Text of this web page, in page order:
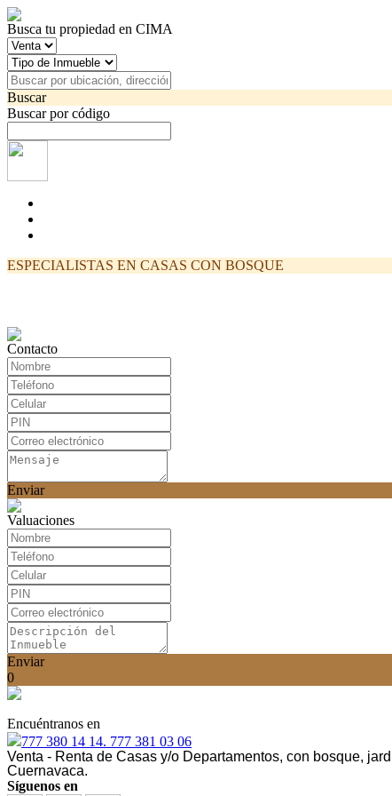
Busca tu propiedad en CIMA
Buscar
Buscar por código
ESPECIALISTAS EN CASAS CON BOSQUE
Contacto
Enviar
Valuaciones
Enviar
0
Encuéntranos en
777 380 14 14. 777 381 03 06
Venta - Renta de Casas y/o Departamentos, con bosque,
Cuernavaca.
Síguenos en